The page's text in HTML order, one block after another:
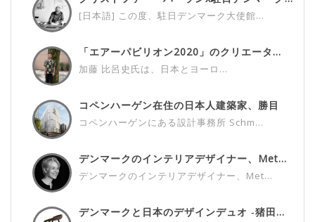
[日本語] この度、駐日デンマーク大使館...
「エアーパビリオン2020」のクリエータ...
加藤 比呂史氏は、日本とヨーロ...
コペンハーゲン在住の日本人建築家、勝目
コペンハーゲンにある設計事務所 Schm...
デンマークのインテリアデザイナー、Met...
デンマークのインテリアデザイナー、Met...
デンマークと日本のデザインデュオ ‐猪田...